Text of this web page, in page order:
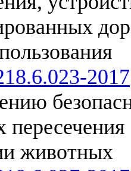
2017
животных